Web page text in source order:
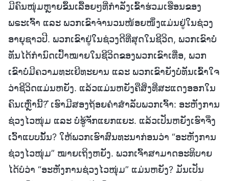
ມີຄົນໜຸ່ມຫຼາຍຂຶ້ນເລື້ອຍໆທີ່ກຳລັງເຂົ້າຮ່ວມເຮືອນຂອງ
ພຣະເຈົ້າ ແລະ ພວກເຂົາຈໍານວນໜ້ອຍໜຶ່ງແມ່ນຢູ່ໃນຊ່ວງ
ອາຍຸຊາວປີ. ພວກເຂົາຢູ່ໃນຊ່ວງດີທີ່ສຸດໃນຊີວິດ, ພວກເຂົາບໍ່
ທັນໄດ້ກຳນົດເປົ້າໝາຍໃນຊີວິດຂອງພວກເຂົາເທື່ອ, ພວກ
ເຂົາບໍ່ມີຄວາມທະເຍີທະຍານ ແລະ ພວກເຂົາຍັງບໍ່ທັນເຂົ້າໃຈ
ວ່າຊີວິດແມ່ນຫຍັງ. ແລ້ວແມ່ນຫຍັງຄືສິ່ງທີ່ສະແດງອອກໃນ
ຄົນເຫຼົ່ານີ້? ໍເຮົາມີສອງຖ້ອຍຄຳສຳລັບພວກເຈົ້າ: ອະຫັງການ
ຊ່ວງໄວໜຸ່ມ ແລະ ບໍ່ຮູ້ຈັກແຍກແຍະ. ແລ້ວເປັນຫຍັງເຮົາຈຶ່ງ
ເວົ້າແບບນັ້ນ? ໃຫ້ພວກເຮົາສົນທະນາກ່ອນວ່າ “ອະຫັງການ
ຊ່ວງໄວໜຸ່ມ” ໝາຍເຖິງຫຍັງ. ພວກເຈົ້າສາມາດອະທິບາຍ
ໄດ້ບໍວ່າ “ອະຫັງການຊ່ວງໄວໜຸ່ມ” ແມ່ນຫຍັງ? ມັນເປັນ